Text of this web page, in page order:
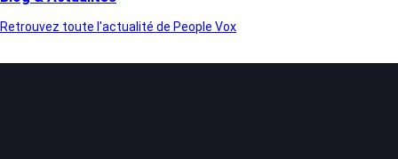
Retrouvez toute l'actualité de People Vox